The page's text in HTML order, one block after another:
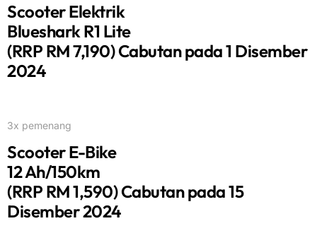
Scooter Elektrik
Blueshark R1 Lite
(RRP RM 7,190) Cabutan pada 1 Disember
2024
3x pemenang
Scooter E-Bike
12 Ah/150km
(RRP RM 1,590) Cabutan pada 15
Disember 2024